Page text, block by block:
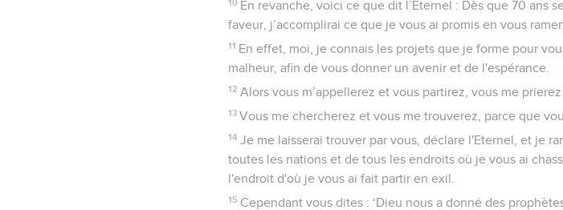
10 En revanche, voici ce que dit l’Eternel : Dès que 70 ans
faveur, j’accomplirai ce que je vous ai promis en vous
11 En effet, moi, je connais les projets que je forme pour
malheur, afin de vous donner un avenir et de l'espérance.
12 Alors vous m’appellerez et vous partirez, vous me
13 Vous me chercherez et vous me trouverez, parce que
14 Je me laisserai trouver par vous, déclare l'Eternel, et je
toutes les nations et de tous les endroits où je vous ai
l'endroit d'où je vous ai fait partir en exil.
15 Cependant vous dites : ‘Dieu nous a donné des